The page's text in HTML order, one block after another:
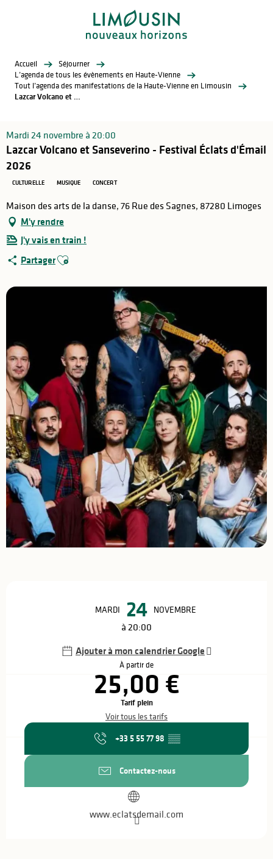
Accueil
Séjourner
L’agenda de tous les évènements en Haute-Vienne
Tout l’agenda des manifestations de la Haute-Vienne en Limousin
Lazcar Volcano et Sanseverino - Festival Éclats d'Émail 2026
Mardi 24 novembre à 20:00
Lazcar Volcano et Sanseverino - Festival Éclats d'Émail
2026
CULTURELLE MUSIQUE CONCERT
Maison des arts de la danse, 76 Rue des Sagnes, 87280 Limoges
M'y rendre
J'y vais en train !
PartagerAjouter aux favoris
MARDI 24 NOVEMBRE
à 20:00
Ajouter à mon calendrier Google
À partir de
25,00 €
Tarif plein
Voir tous les tarifs
+33 5 55 77 98 ▒▒
Contactez-nous
www.eclatsdemail.com